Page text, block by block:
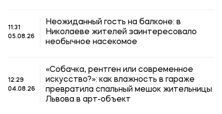
11:31
05.08.26
Неожиданный гость на балконе: в
Николаеве жителей заинтересовало
необычное насекомое
12:29
04.08.26
«Собачка, рентген или современное
искусство?»: как влажность в гараже
превратила спальный мешок жительницы
Львова в арт-объект